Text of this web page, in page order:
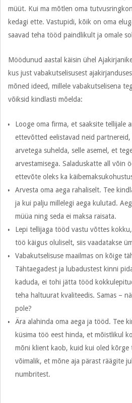
müüt. Kui ma mõtlen oma
kedagi ette. Vastupidi, kõik on oma
saavad teha tööd paindlikult ja omale
Möödunud aastal käisin ühel
kus just vabakutselisusest
mõned ideed, millele vabakutselisena
võiksid kindlasti mõelda:
Looge oma firma, et saaksite tellijale
ettevõtted eelistavad neid
arvetega suhelda, selle asemel, et
arvestamisega. Saladuskatte all võin
ettevõte oleks ka
Arvesta oma aega rahaliselt. Tee
ja kui palju millelegi aega kulutad.
müüa ning seda ei maksa raisata.
Lepi tellijaga tööd vastu võttes
töö käigus oluliselt, siis vaadatakse
Vabakutselisuse maailmas on kõige
Tähtaegadest ja lubadustest kinni
kaduda, ei tohi jätta tööd
teha haltuurat kvaliteedis. Samas –
pole?
Ära alahinda oma aega ja tööd. Tee
küsima töö eest hinda, et mõistlikul
mõni klient kaob, kuid kui oled kõrge
võimalik, et mõne aja pärast räägite
numbritest.